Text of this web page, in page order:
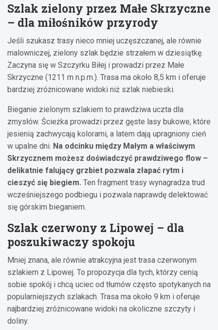
Szlak zielony przez Małe Skrzyczne
– dla miłośników przyrody
Jeśli szukasz trasy nieco mniej uczęszczanej, ale równie
malowniczej, zielony szlak będzie strzałem w dziesiątkę.
Zaczyna się w Szczyrku Biłej i prowadzi przez Małe
Skrzyczne (1211 m n.p.m.). Trasa ma około 8,5 km i oferuje
bardziej zróżnicowane widoki niż szlak niebieski.
Bieganie zielonym szlakiem to prawdziwa uczta dla
zmysłów. Ścieżka prowadzi przez gęste lasy bukowe, które
jesienią zachwycają kolorami, a latem dają upragniony cień
w upalne dni. Na odcinku między Małym a właściwym
Skrzycznem możesz doświadczyć prawdziwego flow –
delikatnie falujący grzbiet pozwala złapać rytm i
cieszyć się biegiem. Ten fragment trasy wynagradza trud
wcześniejszego podbiegu i pozwala naprawdę delektować
się górskim bieganiem.
Szlak czerwony z Lipowej – dla
poszukiwaczy spokoju
Mniej znana, ale równie atrakcyjna jest trasa czerwonym
szlakiem z Lipowej. To propozycja dla tych, którzy cenią
sobie spokój i chcą uciec od tłumów często spotykanych na
popularniejszych szlakach. Trasa ma około 9 km i oferuje
najbardziej zróżnicowane widoki na okoliczne szczyty i
doliny.